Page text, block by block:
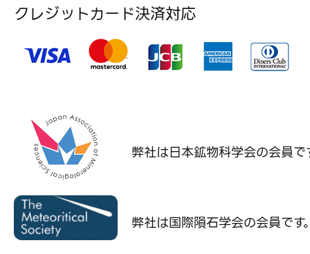
クレジットカード決済対応
弊社は日本鉱物科学会の会員で
弊社は国際隕石学会の会員です